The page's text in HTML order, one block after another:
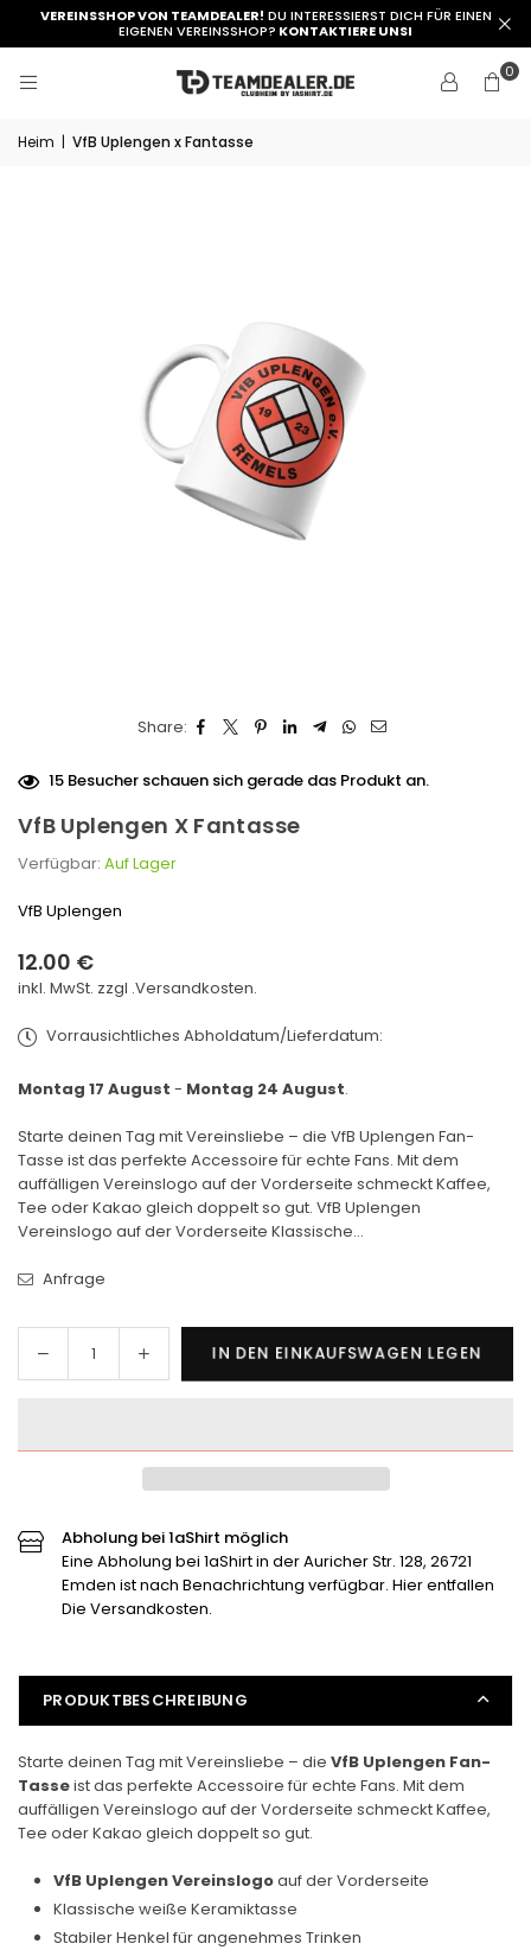
VEREINSSHOP VON TEAMDEALER! DU INTERESSIERST DICH FÜR EINEN
EIGENEN VEREINSSHOP? KONTAKTIERE UNSI
0
Heim | VfB Uplengen x Fantasse
Share:
15 Besucher schauen sich gerade das Produkt an.
VfB Uplengen X Fantasse
Verfügbar: Auf Lager
VfB Uplengen
Normaler
Preis
12.00 €
inkl. MwSt. zzgl .Versandkosten.
Vorrausichtliches Abholdatum/Lieferdatum:
Montag 17 August - Montag 24 August.
Starte deinen Tag mit Vereinsliebe – die VfB Uplengen Fan-
Tasse ist das perfekte Accessoire für echte Fans. Mit dem
auffälligen Vereinslogo auf der Vorderseite schmeckt Kaffee,
Tee oder Kakao gleich doppelt so gut. VfB Uplengen
Vereinslogo auf der Vorderseite Klassische...
Anfrage
Menge
für
x
Menge
für
x
IN DEN EINKAUFSWAGEN LEGEN
Abholung bei 1aShirt möglich
Eine Abholung bei 1aShirt in der Auricher Str. 128, 26721
Emden ist nach Benachrichtung verfügbar. Hier entfallen
Die Versandkosten.
PRODUKTBESCHREIBUNG
Starte deinen Tag mit Vereinsliebe – die VfB Uplengen Fan-
Tasseist das perfekte Accessoire für echte Fans. Mit dem
auffälligen Vereinslogo auf der Vorderseite schmeckt Kaffee,
Tee oder Kakao gleich doppelt so gut.
VfB Uplengen Vereinslogoauf der Vorderseite
Klassische weiße Keramiktasse
Stabiler Henkel für angenehmes Trinken